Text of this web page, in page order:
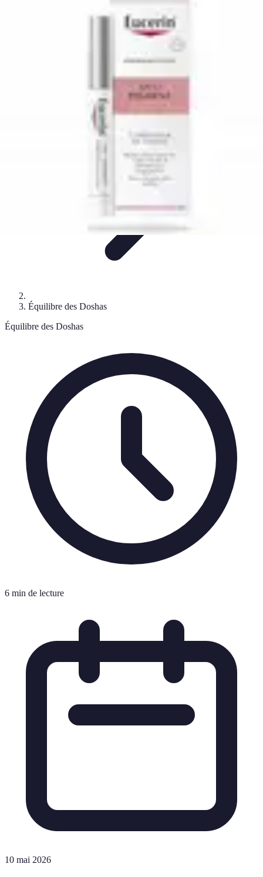
Santé et Bien-être Pratiques et Rituels
Équilibre des Doshas
Équilibre des Doshas
6 min de lecture
10 mai 2026